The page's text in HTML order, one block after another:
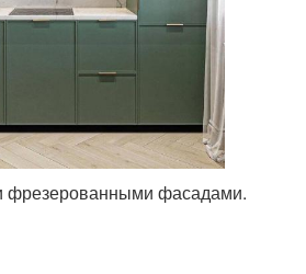
фрезерованными фасадами.